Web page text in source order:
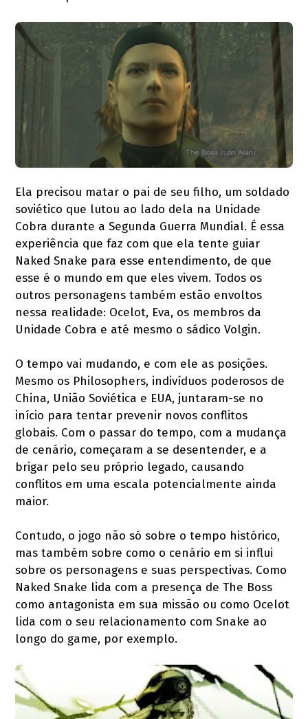
Ela precisou matar o pai de seu filho, um soldado
soviético que lutou ao lado dela na Unidade
Cobra durante a Segunda Guerra Mundial. É essa
experiência que faz com que ela tente guiar
Naked Snake para esse entendimento, de que
esse é o mundo em que eles vivem. Todos os
outros personagens também estão envoltos
nessa realidade: Ocelot, Eva, os membros da
Unidade Cobra e até mesmo o sádico Volgin.
O tempo vai mudando, e com ele as posições.
Mesmo os Philosophers, indivíduos poderosos de
China, União Soviética e EUA, juntaram-se no
início para tentar prevenir novos conflitos
globais. Com o passar do tempo, com a mudança
de cenário, começaram a se desentender, e a
brigar pelo seu próprio legado, causando
conflitos em uma escala potencialmente ainda
maior.
Contudo, o jogo não só sobre o tempo histórico,
mas também sobre como o cenário em si influi
sobre os personagens e suas perspectivas. Como
Naked Snake lida com a presença de The Boss
como antagonista em sua missão ou como Ocelot
lida com o seu relacionamento com Snake ao
longo do game, por exemplo.